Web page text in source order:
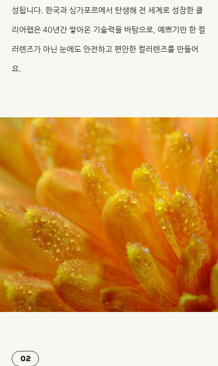
성됩니다. 한국과 싱가포르에서 탄생해 전 세계로 성장한 클
리어랩은 40년간 쌓아온 기술력을 바탕으로, 예쁘기만 한 컬
러렌즈가 아닌 눈에도 안전하고 편안한 컬러렌즈를 만들어
요.
02